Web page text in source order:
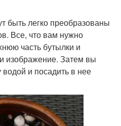
быть легко преобразованы
Все, что вам нужно
часть бутылки и
изображение. Затем вы
и посадить в нее